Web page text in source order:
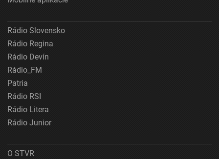
Rádio Slovensko
Rádio Regina
Rádio Devín
Rádio_FM
Patria
Rádio RSI
Rádio Litera
Rádio Junior
O STVR